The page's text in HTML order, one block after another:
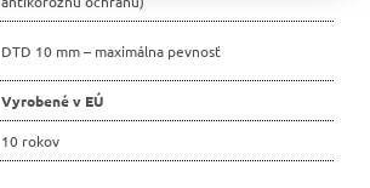
DTD 10 mm – maximálna pevnosť
Vyrobené v EÚ
10 rokov